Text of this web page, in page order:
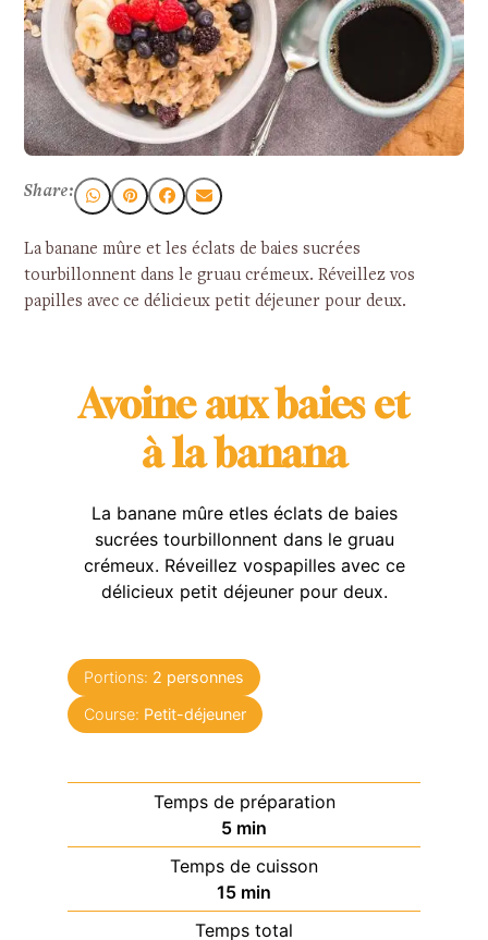
Share:
La banane mûre et les éclats de baies sucrées
tourbillonnent dans le gruau crémeux. Réveillez vos
papilles avec ce délicieux petit déjeuner pour deux.
Avoine aux baies et
à la banana
La banane mûre etles éclats de baies
sucrées tourbillonnent dans le gruau
crémeux. Réveillez vospapilles avec ce
délicieux petit déjeuner pour deux.
Portions: 2 personnes
Course: Petit-déjeuner
Temps de préparation
5minutes
min
Temps de cuisson
15minutes
min
Temps total